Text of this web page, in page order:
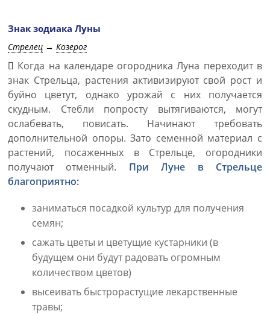
Знак зодиака Луны
Стрелец → Козерог
Когда на календаре огородника Луна переходит в
знак Стрельца, растения активизируют свой рост и
буйно цветут, однако урожай с них получается
скудным. Стебли попросту вытягиваются, могут
ослабевать, повисать. Начинают требовать
дополнительной опоры. Зато семенной материал с
растений, посаженных в Стрельце, огородники
получают отменный. При Луне в Стрельце
благоприятно:
заниматься посадкой культур для получения
семян;
сажать цветы и цветущие кустарники (в
будущем они будут радовать огромным
количеством цветов)
высеивать быстрорастущие лекарственные
травы;